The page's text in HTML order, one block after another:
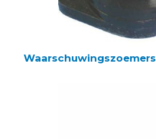
Waarschuwingszoemers